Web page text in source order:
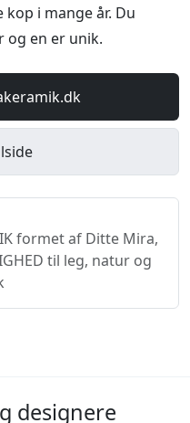
kop i mange år. Du
og en er unik.
formet af Ditte Mira,
til leg, natur og
designere